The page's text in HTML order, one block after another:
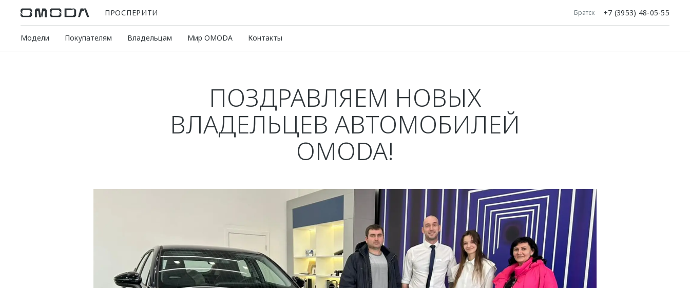
ПРОСПЕРИТИ Братск +7 (3953) 48-05-55
Модели Покупателям Владельцам Мир OMODA Контакты
ПОЗДРАВЛЯЕМ НОВЫХ
ВЛАДЕЛЬЦЕВ АВТОМОБИЛЕЙ
OMODA!